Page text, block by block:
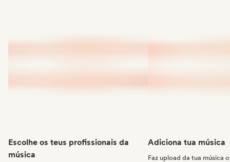
Escolhe os teus profissionais da
música
Adiciona tua música
Faz upload da tua música